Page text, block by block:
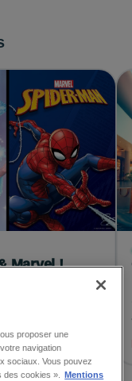
Marvel !
à La Galerie Saint-
! �...
proposer une
navigation
sociaux. Vous pouvez
des cookies ».
Mentions